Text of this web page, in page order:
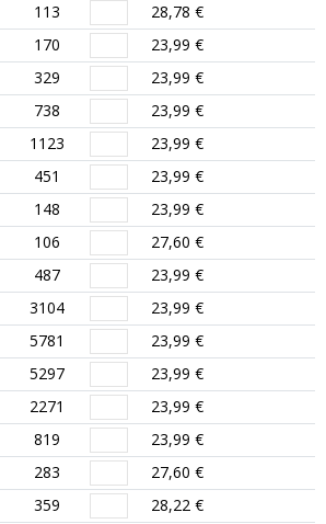
113 28,78 €
170
23,99 €
329
23,99 €
738
23,99 €
1123
23,99 €
451
23,99 €
148
23,99 €
106 27,60 €
487
23,99 €
3104
23,99 €
5781
23,99 €
5297
23,99 €
2271
23,99 €
819
23,99 €
283
27,60 €
359
28,22 €